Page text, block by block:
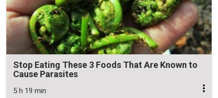
Stop Eating These 3 Foods That Are Known to
Cause Parasites
5 h 19 min